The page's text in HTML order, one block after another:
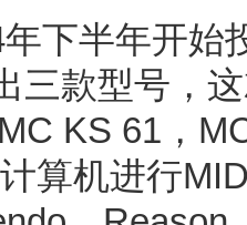
下半年开始
三款型号，
KS 61，
算机进行